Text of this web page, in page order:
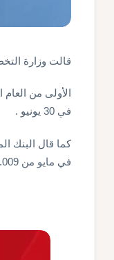
قالت وزارة التخطيط
في 30 ​يونيو .
في مايو ⁠​من ⁠53.009 ملياردولار في أبريل.